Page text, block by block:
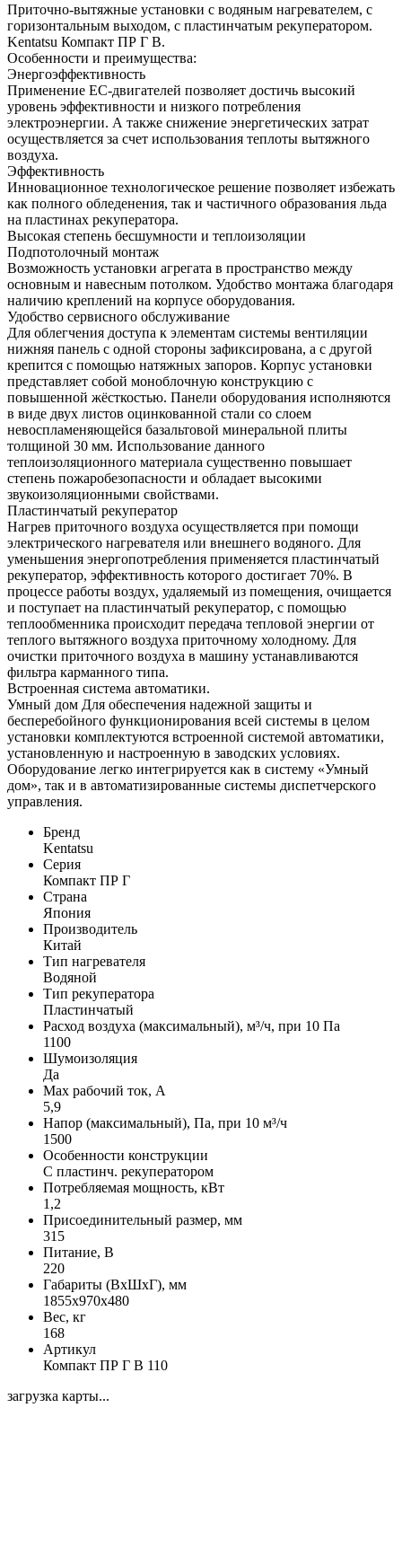
Приточно-вытяжные установки с водяным нагревателем, с
горизонтальным выходом, с пластинчатым рекуператором.
Kentatsu Компакт ПР Г В.
Особенности и преимущества:
Энергоэффективность
Применение ЕС-двигателей позволяет достичь высокий
уровень эффективности и низкого потребления
электроэнергии. А также снижение энергетических затрат
осуществляется за счет использования теплоты вытяжного
воздуха.
Эффективность
Инновационное технологическое решение позволяет избежать
как полного обледенения, так и частичного образования льда
на пластинах рекуператора.
Высокая степень бесшумности и теплоизоляции
Подпотолочный монтаж
Возможность установки агрегата в пространство между
основным и навесным потолком. Удобство монтажа благодаря
наличию креплений на корпусе оборудования.
Удобство сервисного обслуживание
Для облегчения доступа к элементам системы вентиляции
нижняя панель с одной стороны зафиксирована, а с другой
крепится с помощью натяжных запоров. Корпус установки
представляет собой моноблочную конструкцию с
повышенной жёсткостью. Панели оборудования исполняются
в виде двух листов оцинкованной стали со слоем
невоспламеняющейся базальтовой минеральной плиты
толщиной 30 мм. Использование данного
теплоизоляционного материала существенно повышает
степень пожаробезопасности и обладает высокими
звукоизоляционными свойствами.
Пластинчатый рекуператор
Нагрев приточного воздуха осуществляется при помощи
электрического нагревателя или внешнего водяного. Для
уменьшения энергопотребления применяется пластинчатый
рекуператор, эффективность которого достигает 70%. В
процессе работы воздух, удаляемый из помещения, очищается
и поступает на пластинчатый рекуператор, с помощью
теплообменника происходит передача тепловой энергии от
теплого вытяжного воздуха приточному холодному. Для
очистки приточного воздуха в машину устанавливаются
фильтра карманного типа.
Встроенная система автоматики.
Умный дом Для обеспечения надежной защиты и
бесперебойного функционирования всей системы в целом
установки комплектуются встроенной системой автоматики,
установленную и настроенную в заводских условиях.
Оборудование легко интегрируется как в систему «Умный
дом», так и в автоматизированные системы диспетчерского
управления.
Бренд
Kentatsu
Серия
Компакт ПР Г
Страна
Япония
Производитель
Китай
Тип нагревателя
Водяной
Тип рекуператора
Пластинчатый
Расход воздуха (максимальный), м³/ч, при 10 Па
1100
Шумоизоляция
Да
Max рабочий ток, А
5,9
Напор (максимальный), Па, при 10 м³/ч
1500
Особенности конструкции
С пластинч. рекуператором
Потребляемая мощность, кВт
1,2
Присоединительный размер, мм
315
Питание, В
220
Габариты (ВхШхГ), мм
1855x970x480
Вес, кг
168
Артикул
Компакт ПР Г В 110
загрузка карты...